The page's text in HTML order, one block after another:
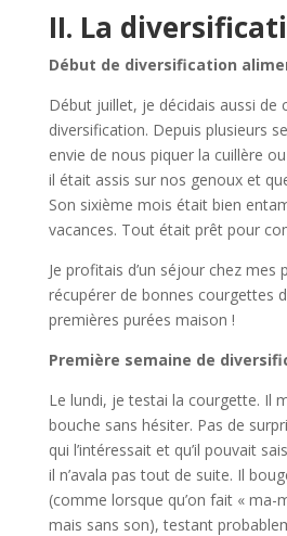
II. La
Début de diversification
Début juillet, je décidais aussi de
diversification. Depuis plusieurs
envie de nous piquer la cuillère
il était assis sur nos genoux et
Son sixième mois était bien
vacances. Tout était prêt pour
Je profitais d’un séjour chez mes
récupérer de bonnes courgettes
premières purées maison !
Première semaine de
Le lundi, je testai la courgette. Il
bouche sans hésiter. Pas de
qui l’intéressait et qu’il pouvait
il n’avala pas tout de suite. Il
(comme lorsque qu’on fait « ma-
mais sans son), testant